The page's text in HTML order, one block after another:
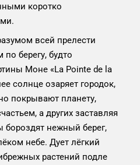
коротко
всей прелести
берегу, будто
Моне «La Pointe de la
солнце озаряет городок,
покрывают планету,
а других заставляя
бороздят нежный берег,
небе. Дует лёгкий
растений подле